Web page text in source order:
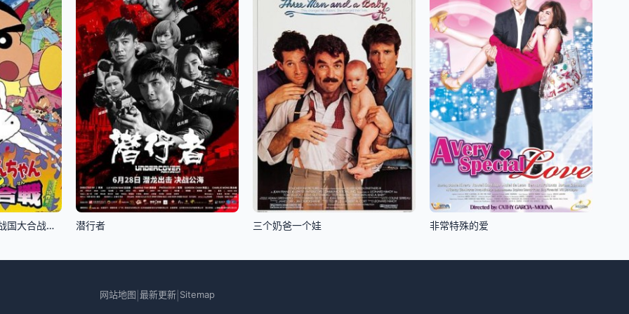
蜡笔小新：呼风唤雨！战国大合战粤语 潜行者 三个奶爸一个娃 非常特殊的爱
网站地图 最新更新 Sitemap